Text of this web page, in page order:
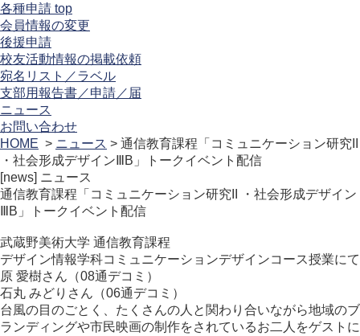
各種申請 top
会員情報の変更
後援申請
校友活動情報の掲載依頼
宛名リスト／ラベル
支部用報告書／申請／届
ニュース
お問い合わせ
HOME > ニュース > 通信教育課程「コミュニケーション研究II
・社会形成デザインⅢB」トークイベント配信
[news] ニュース
通信教育課程「コミュニケーション研究II ・社会形成デザイン
ⅢB」トークイベント配信
武蔵野美術大学 通信教育課程
デザイン情報学科コミュニケーションデザインコース授業にて
原 愛樹さん（08通デコミ）
石丸 みどりさん（06通デコミ）
台風の目のごとく、たくさんの人と関わり合いながら地域のブ
ランディングや市民映画の制作をされているお二人をゲストに